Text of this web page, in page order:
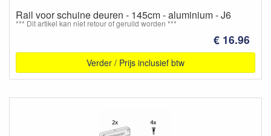
Rail voor schuine deuren - 145cm - aluminium - J6
*** Dit artikel kan niet retour of geruild worden ***
€ 16.96
Verder / Prijs inclusief btw